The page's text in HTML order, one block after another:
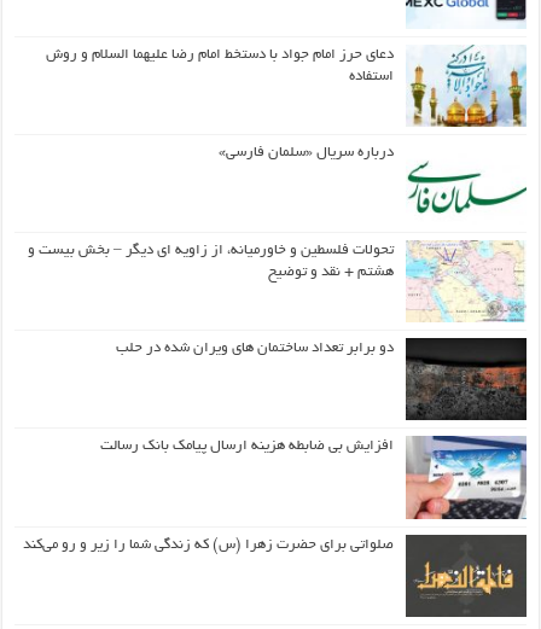
دعای حرز امام جواد با دستخط امام رضا علیهما السلام و روش
استفاده
درباره سریال «سلمان فارسی»
تحولات فلسطین و خاورمیانه، از زاویه ای دیگر – بخش بیست و
هشتم + نقد و توضیح
دو برابر تعداد ساختمان های ویران شده در حلب
افزایش بی ضابطه هزینه ارسال پیامک بانک رسالت
صلواتی برای حضرت زهرا (س) که زندگی شما را زیر و رو می‌کند